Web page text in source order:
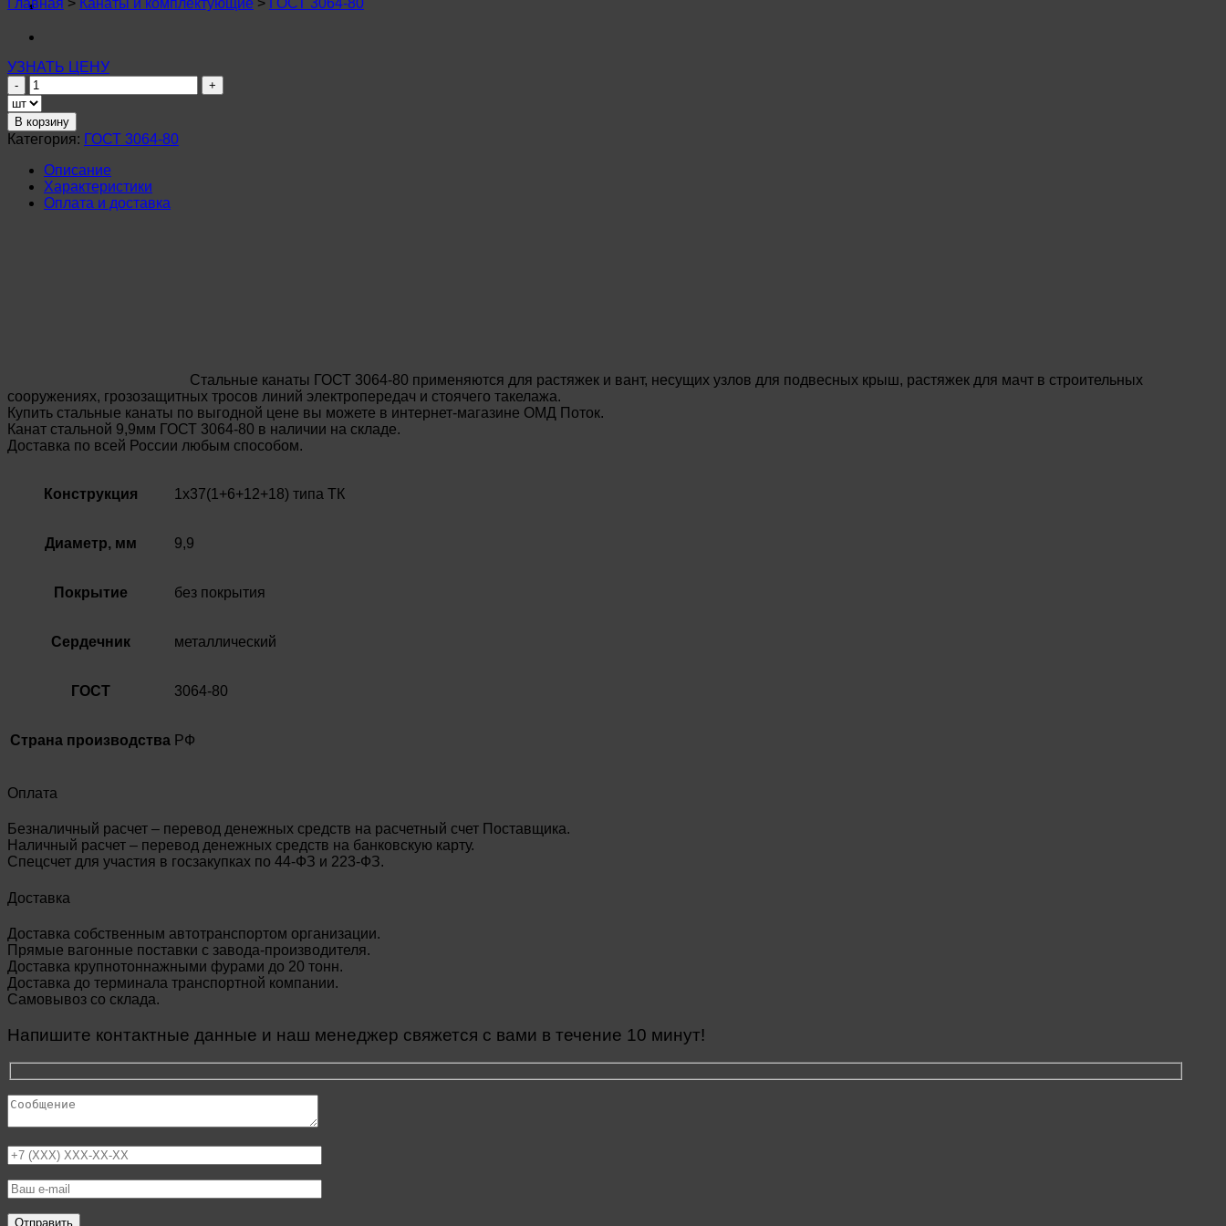
УЗНАТЬ ЦЕНУ
Количество
товара
Канат
стальной
9,9мм
ГОСТ
3064-
80
В корзину
Категория: ГОСТ 3064-80
Описание
Характеристики
Оплата и доставка
Стальные канаты ГОСТ 3064-80 применяются для растяжек и вант, несущих узлов для подвесных крыш, растяжек для мачт в строительных
сооружениях, грозозащитных тросов линий электропередач и стоячего такелажа.
Купить стальные канаты по выгодной цене вы можете в интернет-магазине ОМД Поток.
Канат стальной 9,9мм ГОСТ 3064-80 в наличии на складе.
Доставка по всей России любым способом.
Конструкция 1х37(1+6+12+18) типа ТК
Диаметр, мм 9,9
Покрытие без покрытия
Сердечник металлический
ГОСТ 3064-80
Страна производства РФ
Оплата
Безналичный расчет – перевод денежных средств на расчетный счет Поставщика.
Наличный расчет – перевод денежных средств на банковскую карту.
Спецсчет для участия в госзакупках по 44-ФЗ и 223-ФЗ.
Доставка
Доставка собственным автотранспортом организации.
Прямые вагонные поставки с завода-производителя.
Доставка крупнотоннажными фурами до 20 тонн.
Доставка до терминала транспортной компании.
Самовывоз со склада.
Напишите контактные данные и наш менеджер свяжется с вами в течение 10 минут!